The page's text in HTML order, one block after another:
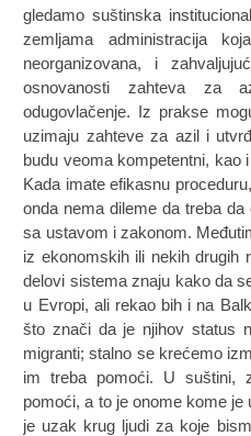
gledamo suštinska
zemljama administracija
neorganizovana, i
osnovanosti zahteva za
odugovlačenje. Iz prakse
uzimaju zahteve za azil i
budu veoma kompetentni, kao
Kada imate efikasnu
onda nema dileme da treba
sa ustavom i zakonom.
iz ekonomskih ili nekih drugih
delovi sistema znaju kako da
u Evropi, ali rekao bih i na
što znači da je njihov status
migranti; stalno se krećemo
im treba pomoći. U suštini,
pomoći, a to je onome kome je
je uzak krug ljudi za koje